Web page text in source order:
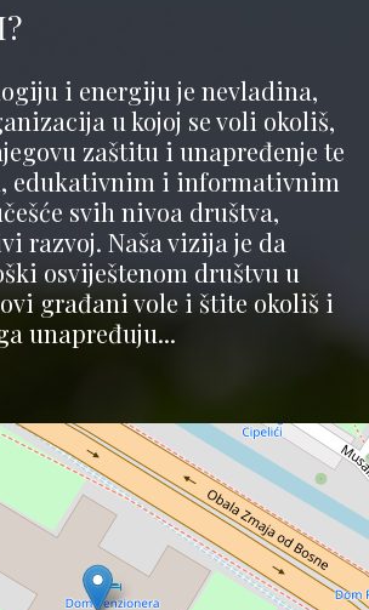
i energiju je nevladina,
u kojoj se voli okoliš,
zaštitu i unapređenje te
edukativnim i informativnim
svih nivoa društva,
razvoj. Naša vizija je da
osviještenom društvu u
građani vole i štite okoliš i
unapređuju...